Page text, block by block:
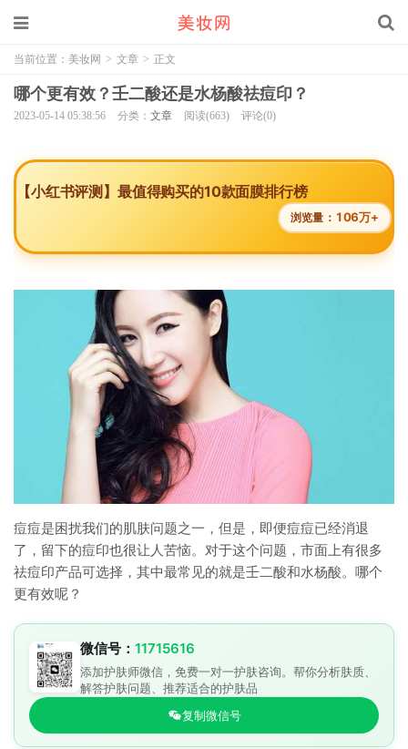
当前位置： 美妆网 > 文章 > 正文
哪个更有效？壬二酸还是水杨酸祛痘印？
2023-05-14 05:38:56 分类： 文章 阅读(663) 评论(0)
【小红书评测】最值得购买的10款面膜排行榜
浏览量： 106万+
痘痘是困扰我们的肌肤问题之一，但是，即便痘痘已经消退
了，留下的痘印也很让人苦恼。对于这个问题，市面上有很多
祛痘印产品可选择，其中最常见的就是壬二酸和水杨酸。哪个
更有效呢？
微信号： 11715616
添加护肤师微信，免费一对一护肤咨询。帮你分析肤质、
解答护肤问题、推荐适合的护肤品
复制微信号